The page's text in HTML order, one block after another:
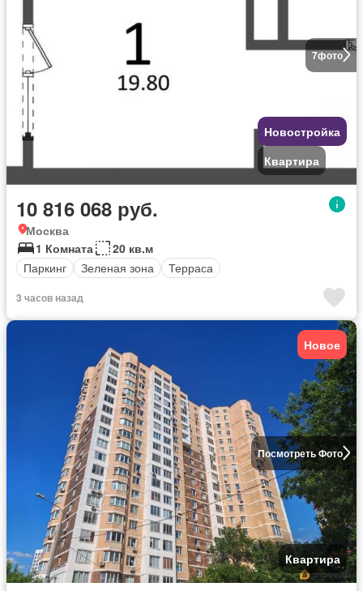
7фото
Новостройка
Квартира
10 816 068 руб.
Москва
1 Комната
20 кв.м
Паркинг
Зеленая зона Терраса
3 часов назад
Посмотреть Фото
Новое
Квартира